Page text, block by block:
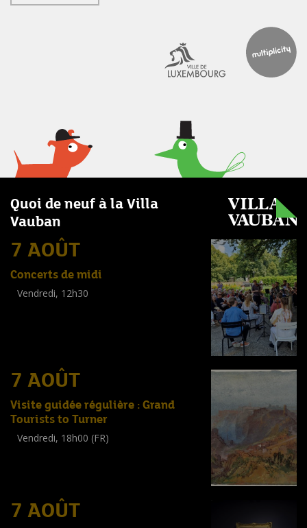
Quoi de neuf à la Villa
Vauban
7 AOÛT
Concerts de midi
Vendredi, 12h30
7 AOÛT
Visite guidée régulière : Grand
Tourists to Turner
Vendredi, 18h00 (FR)
7 AOÛT